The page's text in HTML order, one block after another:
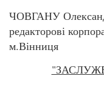
ЧОВГАНУ
редакторові
м.Вінниця